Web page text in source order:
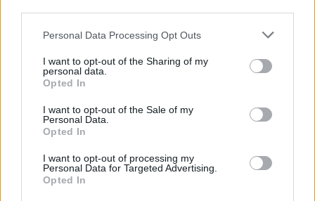
Personal Data Processing Opt Outs
I want to opt-out of the Sharing of my
personal data.
Opted In
I want to opt-out of the Sale of my
Personal Data.
Opted In
I want to opt-out of processing my
Personal Data for Targeted Advertising.
Opted In
Νομικές ή οι Ιατρικές, παρακινώντας τα παιδιά
να επιλέξουν μια από αυτές. Εάν όμως το
προσανατολισμό όπως είπαμε πριν ή
γενικότερα σεμινάρια, τότε κάτι τέτοιο είναι
αδύνατο. Παράλληλα, είναι σημαντικό να
βοηθάει ψυχολογικά τον μαθητή προκειμένου
σεμινάρια είτε μέσα από δράσεις.